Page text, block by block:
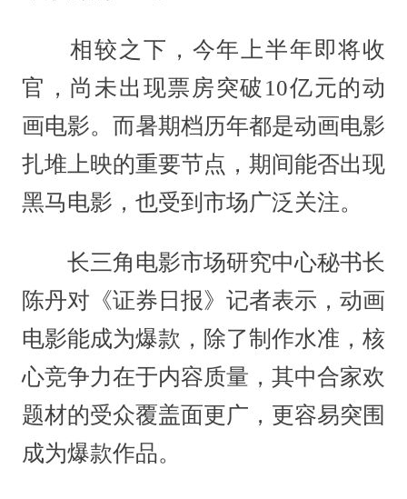
相较之下，今年上半年即将收
官，尚未出现票房突破10亿元的动
画电影。而暑期档历年都是动画电影
扎堆上映的重要节点，期间能否出现
黑马电影，也受到市场广泛关注。
长三角电影市场研究中心秘书长
陈丹对《证券日报》记者表示，动画
电影能成为爆款，除了制作水准，核
心竞争力在于内容质量，其中合家欢
题材的受众覆盖面更广，更容易突围
成为爆款作品。